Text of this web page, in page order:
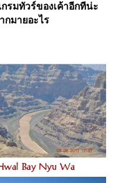
รมทัวร์ของเค้าอีกทีน่ะ
กมายอะไร